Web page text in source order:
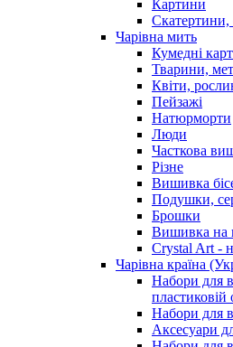
Картини
Скатертини,
Чарiвна мить
Кумедні
Тварини,
Квіти,
Пейзажі
Натюрморти
Люди
Часткова
Різне
Вишивка
Подушки,
Брошки
Вишивка на
Crystal Art -
Чарівна країна
Набори для
пластиковій
Набори для
Аксесуари